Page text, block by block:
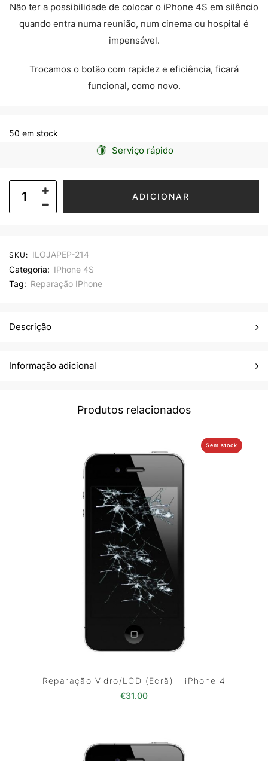
Não ter a possibilidade de colocar o iPhone 4S em silêncio
quando entra numa reunião, num cinema ou hospital é
impensável.
Trocamos o botão com rapidez e eficiência, ficará
funcional, como novo.
50 em stock
Serviço rápido
ADICIONAR
SKU: ILOJAPEP-214
Categoria: IPhone 4S
Tag: Reparação IPhone
Descrição
Informação adicional
Produtos relacionados
Sem stock
Reparação Vidro/LCD (Ecrã) – iPhone 4
€31.00